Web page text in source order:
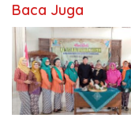
Baca Juga